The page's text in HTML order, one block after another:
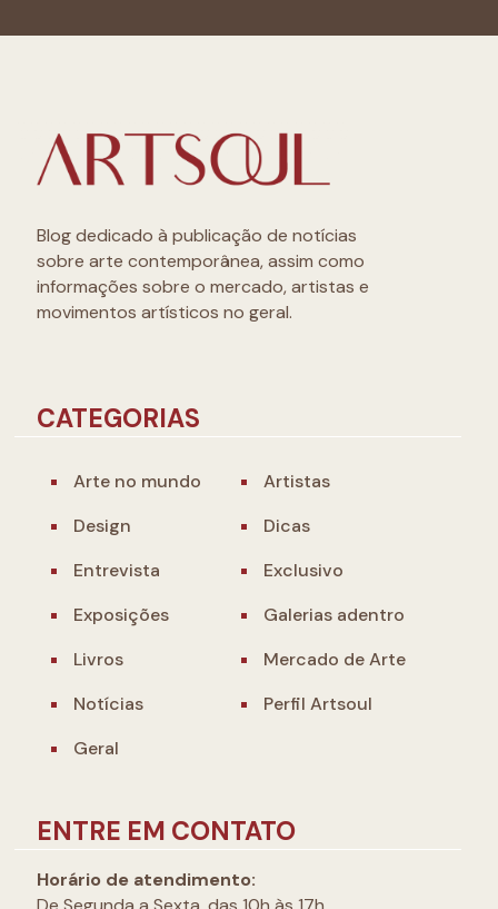
Blog dedicado à publicação de notícias
sobre arte contemporânea, assim como
informações sobre o mercado, artistas e
movimentos artísticos no geral.
CATEGORIAS
Arte no mundo
Artistas
Design
Dicas
Entrevista
Exclusivo
Exposições
Galerias adentro
Livros
Mercado de Arte
Notícias
Perfil Artsoul
Geral
ENTRE EM CONTATO
Horário de atendimento: